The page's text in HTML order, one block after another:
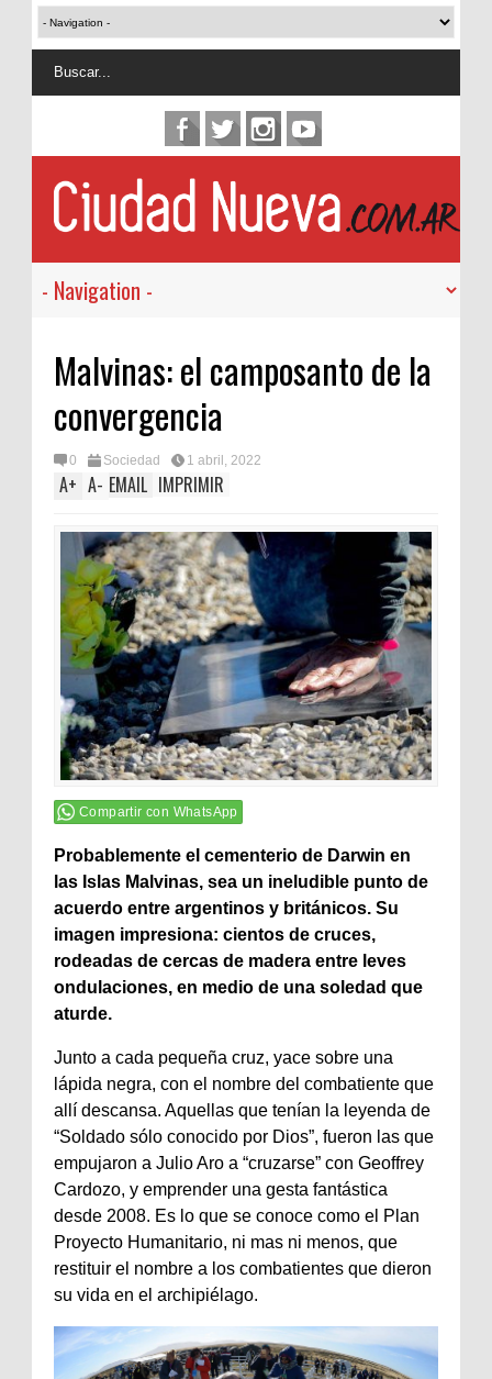
Malvinas: el camposanto de la
convergencia
0 Sociedad 1 abril, 2022
A+ A- EMAIL IMPRIMIR
Compartir con WhatsApp
Probablemente el cementerio de Darwin en
las Islas Malvinas, sea un ineludible punto de
acuerdo entre argentinos y británicos. Su
imagen impresiona: cientos de cruces,
rodeadas de cercas de madera entre leves
ondulaciones, en medio de una soledad que
aturde.
Junto a cada pequeña cruz, yace sobre una
lápida negra, con el nombre del combatiente que
allí descansa. Aquellas que tenían la leyenda de
“Soldado sólo conocido por Dios”, fueron las que
empujaron a Julio Aro a “cruzarse” con Geoffrey
Cardozo, y emprender una gesta fantástica
desde 2008. Es lo que se conoce como el Plan
Proyecto Humanitario, ni mas ni menos, que
restituir el nombre a los combatientes que dieron
su vida en el archipiélago.